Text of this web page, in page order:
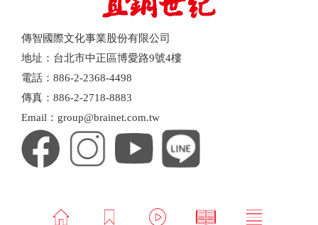
傳智國際文化事業股份有限公司
地址：台北市中正區博愛路9號4樓
電話：886-2-2368-4498
傳真：886-2-2718-8883
Email：group@brainet.com.tw